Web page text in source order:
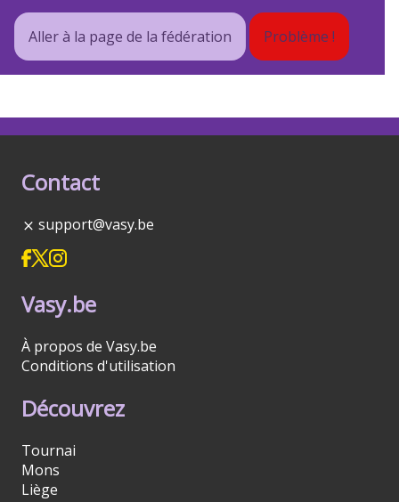
Aller à la page de la fédération Problème !
Contact
support@vasy.be
Vasy.be
À propos de Vasy.be
Conditions d'utilisation
Découvrez
Tournai
Mons
Liège